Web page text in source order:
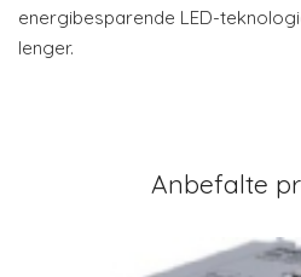
energibesparende LED-
lenger.
Anbefalte